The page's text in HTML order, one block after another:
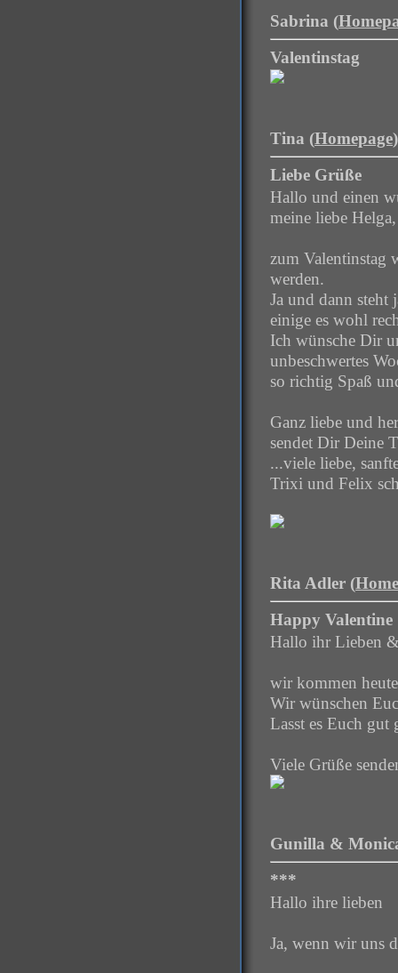
Sabrina (
Valentinstag
Tina (Homepage
Liebe Grüße
Hallo und einen
meine liebe Helga,
zum Valentinstag
werden.
Ja und dann steht
einige es wohl
Ich wünsche Dir
unbeschwertes
so richtig Spaß
Ganz liebe und
sendet Dir Deine
...viele liebe,
Trixi und Felix
Rita Adler (
Happy Valentine
Hallo ihr Lieben
wir kommen
Wir wünschen
Lasst es Euch gut
Viele Grüße
Gunilla &
***
Hallo ihre lieben
Ja, wenn wir uns